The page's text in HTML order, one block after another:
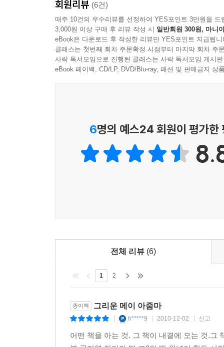
회원리뷰 (6건)
매주 10건의 우수리뷰를 선정하여 YES포인트 3만원을 드
3,000원 이상 구매 후 리뷰 작성 시 일반회원 300원, 마니
eBook은 다운로드 후 작성한 리뷰만 YES포인트 지급됩니
클래스는 첫번째 회차 주문확정 시점부터 마지막 회차 주
사락 독서모임으로 진행된 클래스는 사락 독서모임 게시
eBook 페이백, CD/LP, DVD/Blu-ray, 패션 및 판매금지 상
6명의 예스24 회원이 평가한
전체 리뷰 (6)
1 2
종이책 그리운 메이 아줌마
h*****9 2010-12-02 신고
어떤 책을 아는 것. 그 책이 내곁에 오는 것.그